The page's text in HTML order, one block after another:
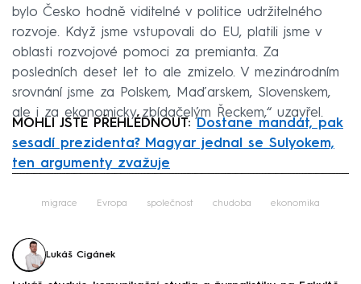
bylo Česko hodně viditelné v politice udržitelného
rozvoje. Když jsme vstupovali do EU, platili jsme v
oblasti rozvojové pomoci za premianta. Za
posledních deset let to ale zmizelo. V mezinárodním
srovnání jsme za Polskem, Maďarskem, Slovenskem,
ale i za ekonomicky zbídačelým Řeckem,“ uzavřel.
MOHLI JSTE PŘEHLÉDNOUT:Dostane mandát, pak
sesadí prezidenta? Magyar jednal se Sulyokem,
ten argumenty zvažuje
migrace Evropa společnost chudoba ekonomika
Lukáš Cigánek